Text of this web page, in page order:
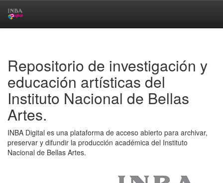
Repositorio de investigación y
educación artísticas del
Instituto Nacional de Bellas
Artes.
INBA Digital es una plataforma de acceso abierto para archivar,
preservar y difundir la producción académica del Instituto
Nacional de Bellas Artes.